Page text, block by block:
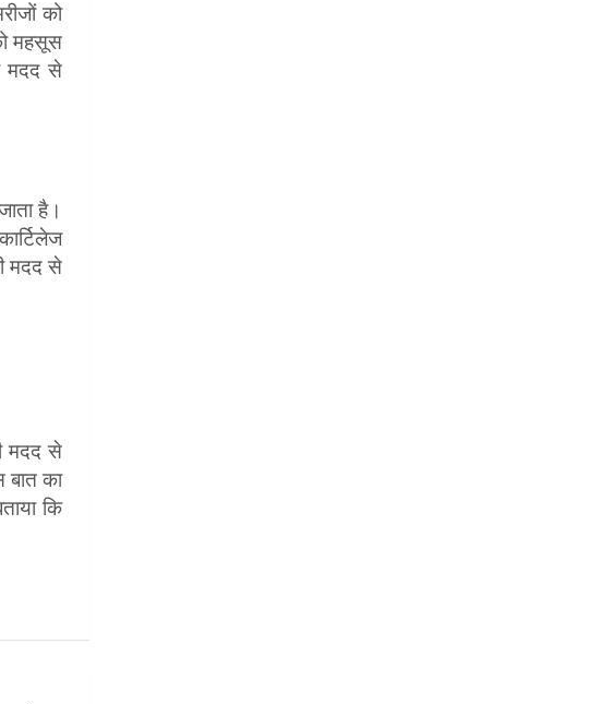
को
महसूस
मदद से
है।
मदद से
मदद से
बात का
कि